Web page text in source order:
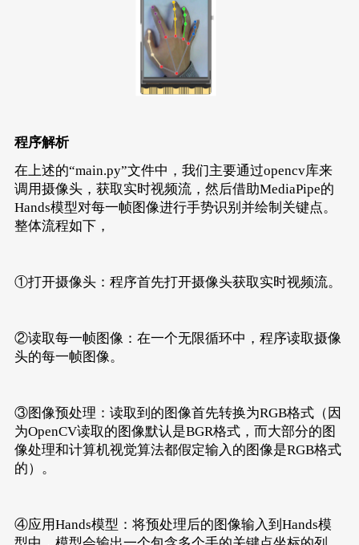
    image.flags.writeable =
image = cv2.cvtColor(image,
# 使用Hands模型处理图像
    results = hands.process(image)
# 将图像转换回BGR格式
# 如果在图像中检测到手，则在图像上绘制手的关键点
if
results.multi_hand_landmarks:
for hand_landmarks in
            mp_drawing.draw_landmarks(
                image,
                hand_landmarks,
                mp_hands.HAND_CONNECTIONS,
# 如果用户按下ESC键（ASCII值为27），则退出循环
# 释放摄像头
cap.release()
程序解析
在上述的“main.py”文件中，我们主要通过opencv库来
调用摄像头，获取实时视频流，然后借助MediaPipe的
Hands模型对每一帧图像进行手势识别并绘制关键点。
整体流程如下，
①打开摄像头：程序首先打开摄像头获取实时视频流。
②读取每一帧图像：在一个无限循环中，程序读取摄像
头的每一帧图像。
③图像预处理：读取到的图像首先转换为RGB格式（因
为OpenCV读取的图像默认是BGR格式，而大部分的图
像处理和计算机视觉算法都假定输入的图像是RGB格式
的）。
④应用Hands模型：将预处理后的图像输入到Hands模